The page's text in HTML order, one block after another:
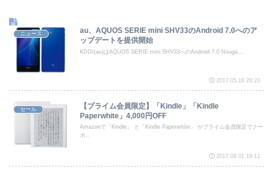
ニュース
au、AQUOS SERIE mini SHV33のAndroid 7.0へのア
ップデートを提供開始
KDDI(au)はAQUOS SERIE mini SHV33へのAndroid 7.0 Nouga...
2017.05.16 20:23
セール
【プライム会員限定】「Kindle」「Kindle
Paperwhite」4,000円OFF
Amazonで「Kindle」 と「Kindle Paperwhite」 がプライム会員限定でクー
ポ...
2017.09.01 19:11